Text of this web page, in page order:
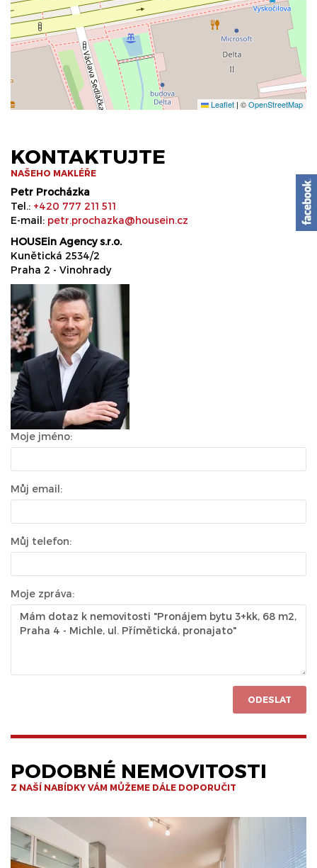
Leaflet | ©OpenStreetMap
KONTAKTUJTE
NAŠEHO MAKLÉŘE
Petr Procházka
Tel.: +420 777 211 511
E-mail: petr.prochazka@housein.cz
HOUSEin Agency s.r.o.
Kunětická 2534/2
Praha 2 - Vinohrady
Moje jméno:
Můj email:
Můj telefon:
Moje zpráva:
ODESLAT
PODOBNÉ NEMOVITOSTI
Z NAŠÍ NABÍDKY VÁM MŮŽEME DÁLE DOPORUČIT